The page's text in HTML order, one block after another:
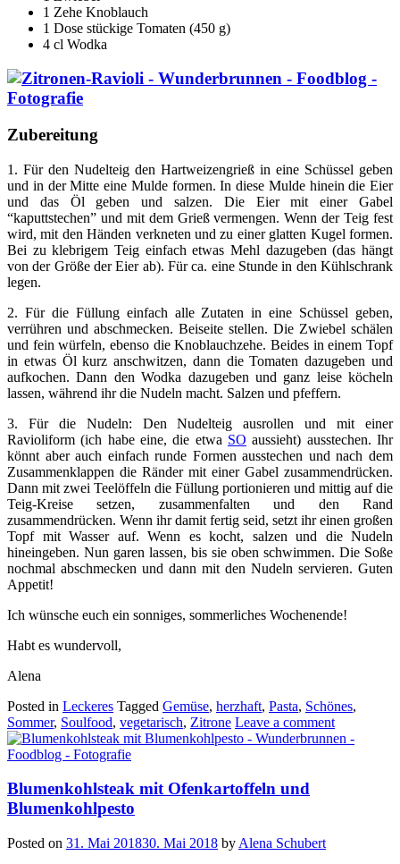
1 Zehe Knoblauch
1 Dose stückige Tomaten (450 g)
4 cl Wodka
Zubereitung
1. Für den Nudelteig den Hartweizengrieß in eine Schüssel geben
und in der Mitte eine Mulde formen. In diese Mulde hinein die Eier
und das Öl geben und salzen. Die Eier mit einer Gabel
“kaputtstechen” und mit dem Grieß vermengen. Wenn der Teig fest
wird, mit den Händen verkneten und zu einer glatten Kugel formen.
Bei zu klebrigem Teig einfach etwas Mehl dazugeben (das hängt
von der Größe der Eier ab). Für ca. eine Stunde in den Kühlschrank
legen.
2. Für die Füllung einfach alle Zutaten in eine Schüssel geben,
verrühren und abschmecken. Beiseite stellen. Die Zwiebel schälen
und fein würfeln, ebenso die Knoblauchzehe. Beides in einem Topf
in etwas Öl kurz anschwitzen, dann die Tomaten dazugeben und
aufkochen. Dann den Wodka dazugeben und ganz leise köcheln
lassen, während ihr die Nudeln macht. Salzen und pfeffern.
3. Für die Nudeln: Den Nudelteig ausrollen und mit einer
Ravioliform (ich habe eine, die etwa SO aussieht) ausstechen. Ihr
könnt aber auch einfach runde Formen ausstechen und nach dem
Zusammenklappen die Ränder mit einer Gabel zusammendrücken.
Dann mit zwei Teelöffeln die Füllung portionieren und mittig auf die
Teig-Kreise setzen, zusammenfalten und den Rand
zusammendrücken. Wenn ihr damit fertig seid, setzt ihr einen großen
Topf mit Wasser auf. Wenn es kocht, salzen und die Nudeln
hineingeben. Nun garen lassen, bis sie oben schwimmen. Die Soße
nochmal abschmecken und dann mit den Nudeln servieren. Guten
Appetit!
Ich wünsche euch ein sonniges, sommerliches Wochenende!
Habt es wundervoll,
Alena
Posted in Leckeres Tagged Gemüse, herzhaft, Pasta, Schönes,
Sommer, Soulfood, vegetarisch, Zitrone Leave a comment
Blumenkohlsteak mit Ofenkartoffeln und
Blumenkohlpesto
Posted on 31. Mai 201830. Mai 2018 by Alena Schubert